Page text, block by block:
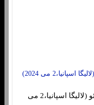
می 2024)
شرط بندی بازی ختافه و اتلتیک بیلبائو (لالیگا اسپانیا،2 می